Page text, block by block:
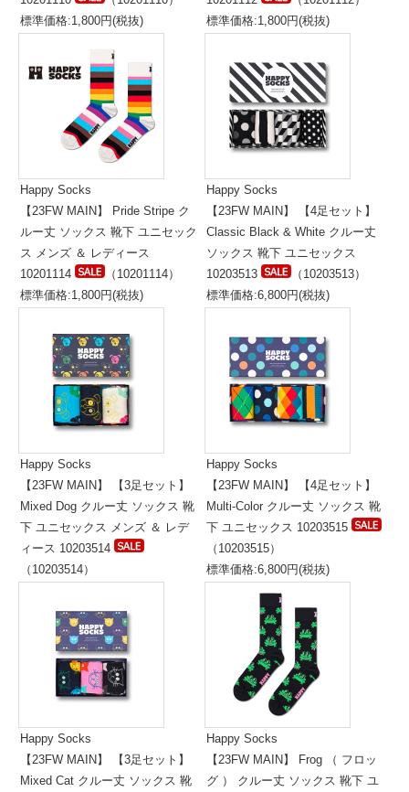
標準価格:1,800円(税抜)
標準価格:1,800円(税抜)
Happy Socks
【23FW MAIN】 Pride Stripe ク
ルー丈 ソックス 靴下 ユニセック
ス メンズ ＆ レディース
10201114
（10201114）
標準価格:1,800円(税抜)
Happy Socks
【23FW MAIN】 【4足セット】
Classic Black & White クルー丈
ソックス 靴下 ユニセックス
10203513
（10203513）
標準価格:6,800円(税抜)
Happy Socks
【23FW MAIN】 【3足セット】
Mixed Dog クルー丈 ソックス 靴
下 ユニセックス メンズ ＆ レデ
ィース 10203514
（10203514）
Happy Socks
【23FW MAIN】 【4足セット】
Multi-Color クルー丈 ソックス 靴
下 ユニセックス 10203515
（10203515）
標準価格:6,800円(税抜)
Happy Socks
【23FW MAIN】 【3足セット】
Mixed Cat クルー丈 ソックス 靴
Happy Socks
【23FW MAIN】 Frog （ フロッ
グ ） クルー丈 ソックス 靴下 ユ